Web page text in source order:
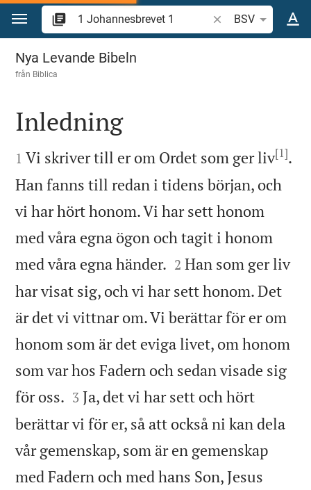
Hoppa till innehåll
Sök bibelvers eller
BSV
1 Johannesbrevet 1
Nya Levande Bibeln
från Biblica

Inledning

1 Vi skriver till er om Ordet som ger liv[1].
Han fanns till redan i tidens början, och
vi har hört honom. Vi har sett honom
med våra egna ögon och tagit i honom
med våra egna händer. 

2 Han som ger liv
har visat sig, och vi har sett honom. Det
är det vi vittnar om. Vi berättar för er om
honom som är det eviga livet, om honom
som var hos Fadern och sedan visade sig
för oss. 

3 Ja, det vi har sett och hört
berättar vi för er, så att också ni kan dela
vår gemenskap, som är en gemenskap
med Fadern och med hans Son, Jesus